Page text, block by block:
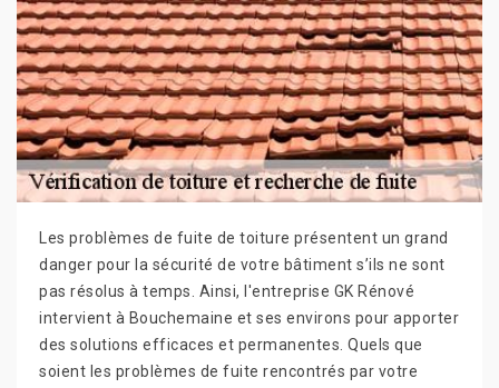
Les problèmes de fuite de toiture présentent un grand
danger pour la sécurité de votre bâtiment s’ils ne sont
pas résolus à temps. Ainsi, l'entreprise GK Rénové
intervient à Bouchemaine et ses environs pour apporter
des solutions efficaces et permanentes. Quels que
soient les problèmes de fuite rencontrés par votre